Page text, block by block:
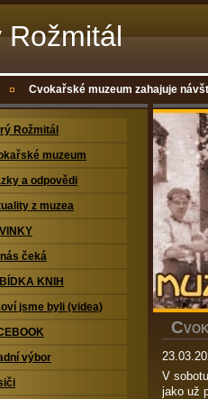
Rožmitál
Cvokařské muzeum zahajuje
C
V
jako už
Rožmitál
muzeum
a odpovědi
z muzea
čeká
KNIH
jsme byli (videa)
výbor